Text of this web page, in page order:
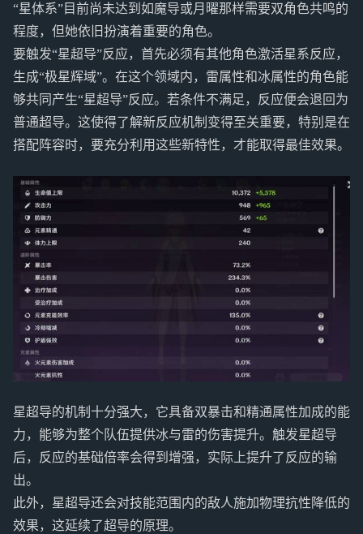
“星体系”目前尚未达到如魔导或月曜那样需要双角色共鸣的
程度，但她依旧扮演着重要的角色。
要触发“星超导”反应，首先必须有其他角色激活星系反应，
生成“极星辉域”。在这个领域内，雷属性和冰属性的角色能
够共同产生“星超导”反应。若条件不满足，反应便会退回为
普通超导。这使得了解新反应机制变得至关重要，特别是在
搭配阵容时，要充分利用这些新特性，才能取得最佳效果。
星超导的机制十分强大，它具备双暴击和精通属性加成的能
力，能够为整个队伍提供冰与雷的伤害提升。触发星超导
后，反应的基础倍率会得到增强，实际上提升了反应的输
出。
此外，星超导还会对技能范围内的敌人施加物理抗性降低的
效果，这延续了超导的原理。